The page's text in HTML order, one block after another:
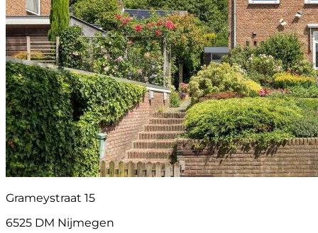
Grameystraat 15
6525 DM Nijmegen